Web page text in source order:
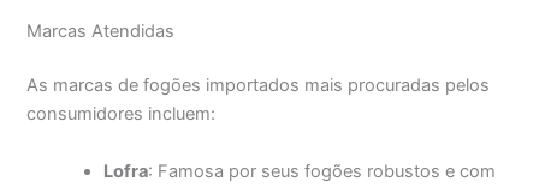
Marcas Atendidas
As marcas de fogões importados mais procuradas pelos
consumidores incluem:
Lofra: Famosa por seus fogões robustos e com